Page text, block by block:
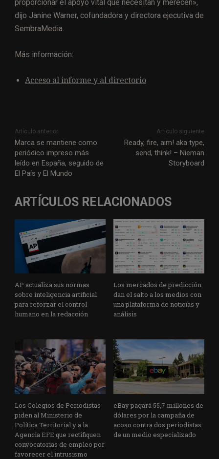
proporcionar el apoyo vital que necesitan y merecen»,
dijo Janine Warner, cofundadora y directora ejecutiva de
SembraMedia.
Más información:
Acceso al informe y al directorio
Artículo anterior
Marca se mantiene como
periódico impreso más
leído en España, seguido de
El País y El Mundo
Artículo siguiente
Ready, fire, aim! aka type,
send, think! – Nieman
Storyboard
ARTÍCULOS RELACIONADOS
AP actualiza sus normas
sobre inteligencia artificial
para reforzar el control
humano en la redacción
Los mercados de predicción
dan el salto a los medios con
una plataforma de noticias y
análisis
Los Colegios de Periodistas
piden al Ministerio de
Política Territorial y a la
Agencia EFE que rectifiquen
convocatorias de empleo por
favorecer el intrusismo
eBay pagará 55,7 millones de
dólares por la campaña de
acoso contra dos periodistas
de un medio especializado